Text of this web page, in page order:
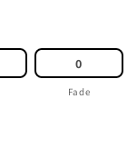
0
Fade